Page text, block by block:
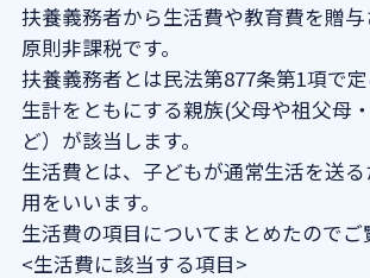
扶養義務者から生活費や教育費を贈与
原則非課税です。
扶養義務者とは民法第877条第1項で定
生計をともにする親族(父母や祖父母
ど）が該当します。
生活費とは、子どもが通常生活を送
用をいいます。
生活費の項目についてまとめたのでご
<生活費に該当する項目>